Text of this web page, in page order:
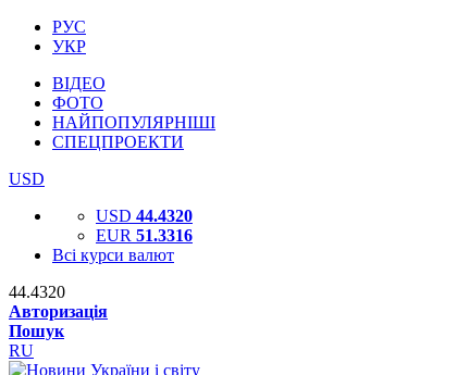
РУС
УКР
ВІДЕО
ФОТО
НАЙПОПУЛЯРНІШІ
СПЕЦПРОЕКТИ
USD
USD 44.4320
EUR 51.3316
Всі курси валют
44.4320
Авторизація
Пошук
RU